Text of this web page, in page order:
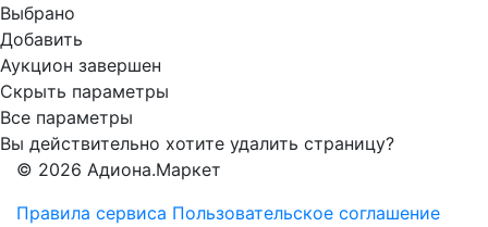
Выбрано
Добавить
Аукцион завершен
Скрыть параметры
Все параметры
Вы действительно хотите удалить страницу?
© 2026 Адиона.Маркет
Правила сервиса Пользовательское соглашение